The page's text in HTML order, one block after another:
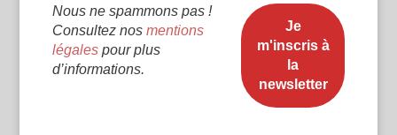
Nous ne spammons pas !
Consultez nos mentions
légalespour plus
d’informations.